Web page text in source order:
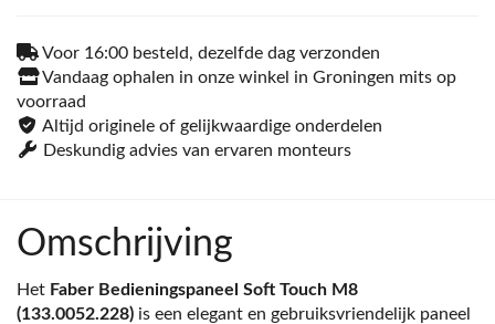
Voor 16:00 besteld, dezelfde dag verzonden
Vandaag ophalen in onze winkel in Groningen mits op
voorraad
Altijd originele of gelijkwaardige onderdelen
Deskundig advies van ervaren monteurs
Omschrijving
Het Faber Bedieningspaneel Soft Touch M8
(133.0052.228) is een elegant en gebruiksvriendelijk paneel